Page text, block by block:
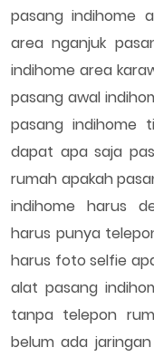
pasang indihome
area nganjuk
indihome area
pasang awal
pasang indihome
dapat apa saja
rumah apakah
indihome harus
harus punya
harus foto selfie
alat pasang
tanpa telepon
belum ada